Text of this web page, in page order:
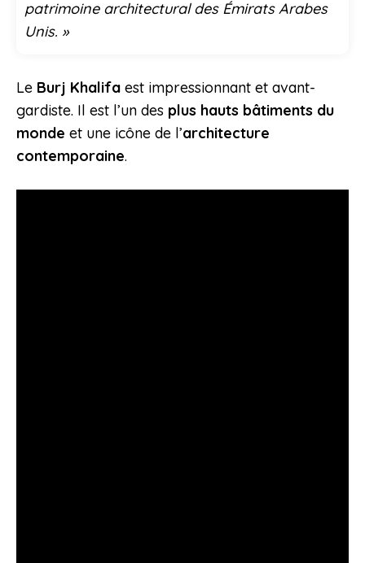
patrimoine architectural des Émirats Arabes
Unis. »
Le Burj Khalifa est impressionnant et avant-
gardiste. Il est l’un des plus hauts bâtiments du
monde et une icône de l’architecture
contemporaine.